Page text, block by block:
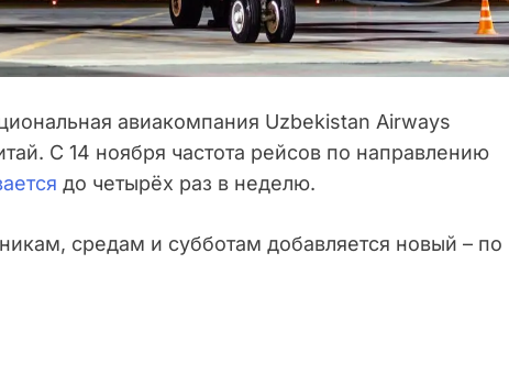
авиакомпания Uzbekistan Airways
С 14 ноября частота рейсов по направлению
до четырёх раз в неделю.
средам и субботам добавляется новый – по